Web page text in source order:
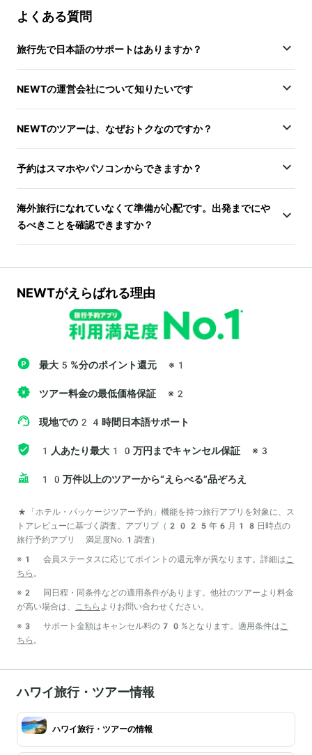
よくある質問
旅行先で日本語のサポートはありますか？
NEWTの運営会社について知りたいです
NEWTのツアーは、なぜおトクなのですか？
予約はスマホやパソコンからできますか？
海外旅行になれていなくて準備が心配です。出発までにや
るべきことを確認できますか？
NEWTがえらばれる理由
最大5%分のポイント還元 ※1
ツアー料金の最低価格保証 ※2
現地での24時間日本語サポート
1人あたり最大10万円までキャンセル保証 ※3
10万件以上のツアーから“えらべる”品ぞろえ
*「ホテル・パッケージツアー予約」機能を持つ旅行アプリを対象に、ス
トアレビューに基づく調査。アプリブ（2025年6月18日時点の
旅行予約アプリ 満足度No.1調査）
※1 会員ステータスに応じてポイントの還元率が異なります。詳細は こ
ちら 。
※2 同日程・同条件などの適用条件があります。他社のツアーより料金
が高い場合は、
こちら よりお問い合わせください。
※3 サポート金額はキャンセル料の70%となります。適用条件は こ
ちら 。
ハワイ旅行・ツアー情報
ハワイ旅行・ツアーの情報